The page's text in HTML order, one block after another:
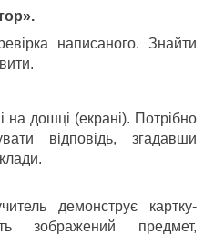
написаного. Знайти
на дошці (екрані). Потрібно
відповідь, згадавши
демонструє картку-
зображений предмет,